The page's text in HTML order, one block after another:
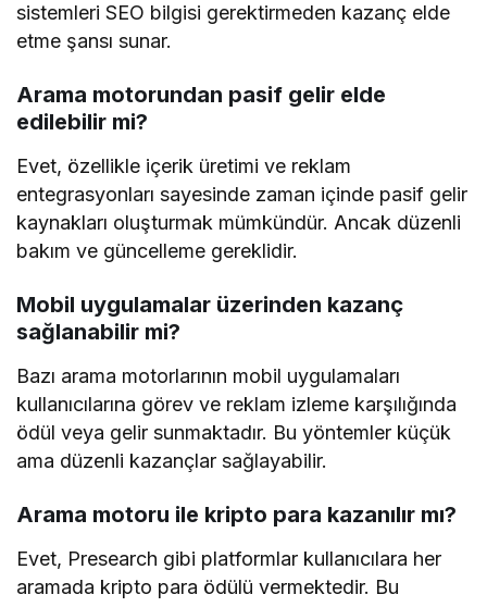
sistemleri SEO bilgisi gerektirmeden kazanç elde
etme şansı sunar.
Arama motorundan pasif gelir elde
edilebilir mi?
Evet, özellikle içerik üretimi ve reklam
entegrasyonları sayesinde zaman içinde pasif gelir
kaynakları oluşturmak mümkündür. Ancak düzenli
bakım ve güncelleme gereklidir.
Mobil uygulamalar üzerinden kazanç
sağlanabilir mi?
Bazı arama motorlarının mobil uygulamaları
kullanıcılarına görev ve reklam izleme karşılığında
ödül veya gelir sunmaktadır. Bu yöntemler küçük
ama düzenli kazançlar sağlayabilir.
Arama motoru ile kripto para kazanılır mı?
Evet, Presearch gibi platformlar kullanıcılara her
aramada kripto para ödülü vermektedir. Bu